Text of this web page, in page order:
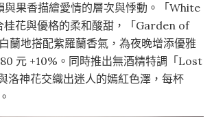
與果香描繪愛情的層次與悸動。「White
花與優格的柔和酸甜，「Garden of
蘭地搭配紫羅蘭香氣，為夜晚增添優雅
元 +10%。同時推出無酒精特調「Lost
洛神花交織出迷人的嫣紅色澤，每杯